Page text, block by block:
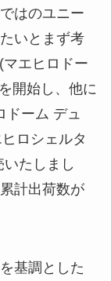
はのユニー
いとまず考
エヒロドー
開始し、他に
ドーム デュ
ロシェルタ
たしまし
計出荷数が
基調とした